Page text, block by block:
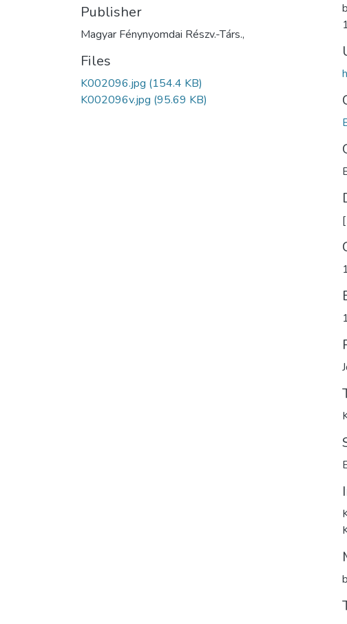
Publisher
Magyar Fénynyomdai Részv.-Társ.,
Files
K002096.jpg (154.4 KB)
K002096v.jpg (95.69 KB)